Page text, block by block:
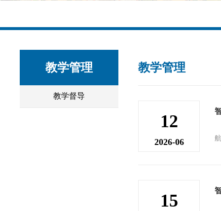
教学管理
教学督导
教学管理
12
2026-06
15